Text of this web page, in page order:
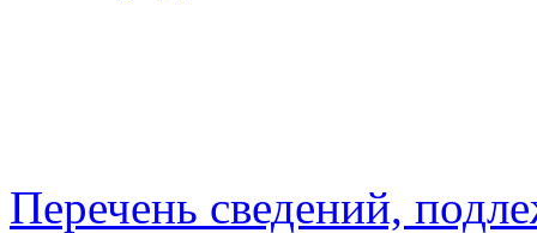
Перечень сведений,